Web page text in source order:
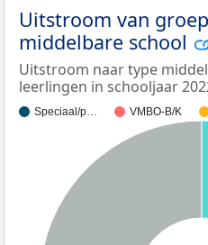
Uitstroom van
middelbare school
Uitstroom naar type
leerlingen in schooljaar
Speciaal/p… VMBO-B/K